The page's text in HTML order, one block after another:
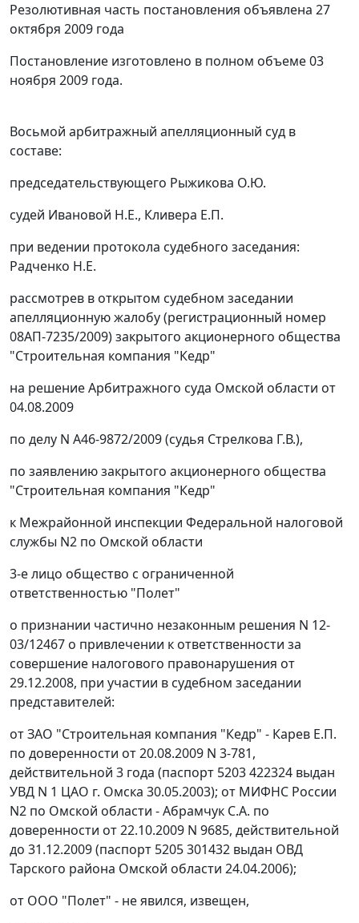
Резолютивная часть постановления объявлена 27
октября 2009 года
Постановление изготовлено в полном объеме 03
ноября 2009 года.
Восьмой арбитражный апелляционный суд в
составе:
председательствующего Рыжикова О.Ю.
судей Ивановой Н.Е., Кливера Е.П.
при ведении протокола судебного заседания:
Радченко Н.Е.
рассмотрев в открытом судебном заседании
апелляционную жалобу (регистрационный номер
08АП-7235/2009) закрытого акционерного общества
"Строительная компания "Кедр"
на решение Арбитражного суда Омской области от
04.08.2009
по делу N А46-9872/2009 (судья Стрелкова Г.В.),
по заявлению закрытого акционерного общества
"Строительная компания "Кедр"
к Межрайонной инспекции Федеральной налоговой
службы N2 по Омской области
3-е лицо общество с ограниченной
ответственностью "Полет"
о признании частично незаконным решения N 12-
03/12467 о привлечении к ответственности за
совершение налогового правонарушения от
29.12.2008, при участии в судебном заседании
представителей:
от ЗАО "Строительная компания "Кедр" - Карев Е.П.
по доверенности от 20.08.2009 N 3-781,
действительной 3 года (паспорт 5203 422324 выдан
УВД N 1 ЦАО г. Омска 30.05.2003); от МИФНС России
N2 по Омской области - Абрамчук С.А. по
доверенности от 22.10.2009 N 9685, действительной
до 31.12.2009 (паспорт 5205 301432 выдан ОВД
Тарского района Омской области 24.04.2006);
от ООО "Полет" - не явился, извещен,